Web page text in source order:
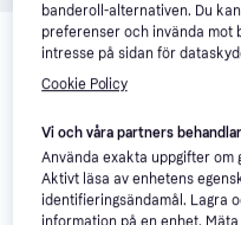
Relaterade
Vi har plockat fram ett
intressera dig.
-19%
banderoll-alternativen. Du
preferenser och invända mot
intresse på sidan för
Cookie Policy
Vi och våra partners
Använda exakta uppgifter om
Aktivt läsa av enhetens
identifieringsändamål. Lagra
information på en enhet.